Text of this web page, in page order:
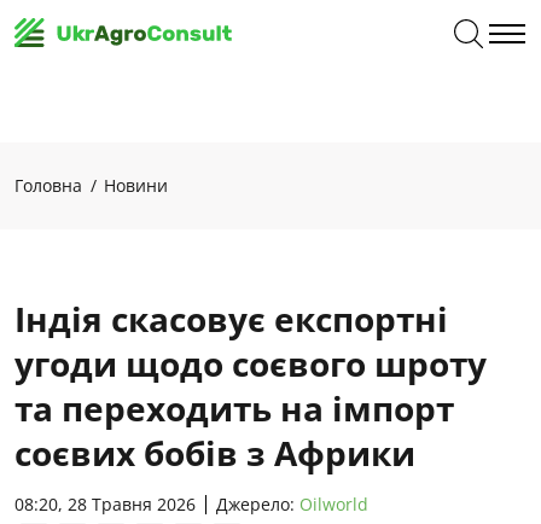
Головна Новини
Індія скасовує експортні
угоди щодо соєвого шроту
та переходить на імпорт
соєвих бобів з Африки
08:20, 28 Травня 2026 Джерело: Oilworld